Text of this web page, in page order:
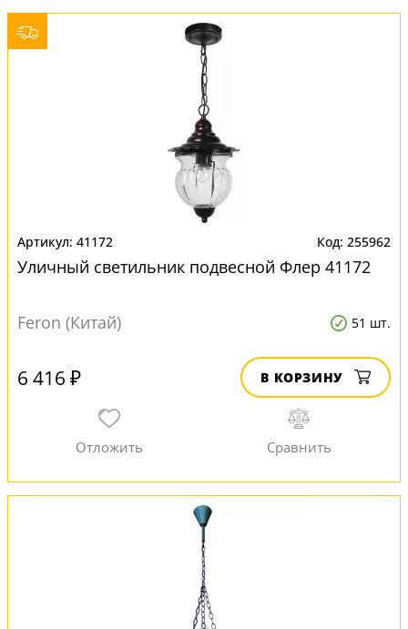
41172 255962
Уличный светильник подвесной Флер 41172
Feron (Китай) 51 шт.
6 416 ₽ В КОРЗИНУ